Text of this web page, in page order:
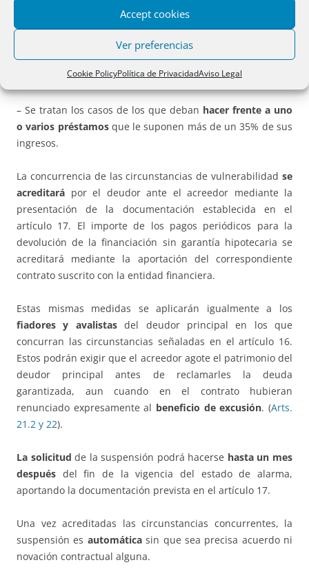
Accept cookies
Ver preferencias
Cookie PolicyPolítica de PrivacidadAviso Legal
– No se tendrá en cuenta la aplicación de una posible
moratoria hipotecaria o de alquiler a efectos de calcular si
se ha alcanzado o no el límite de la carga hipotecaria o la
renta arrendaticia del35% de los ingresos.
– Se tratan los casos de los que deban hacer frente a uno
o varios préstamosque le suponen más de un 35% de sus
ingresos.
La concurrencia de las circunstancias de vulnerabilidad se
acreditará por el deudor ante el acreedor mediante la
presentación de la documentación establecida en el
artículo 17. El importe de los pagos periódicos para la
devolución de la financiación sin garantía hipotecaria se
acreditará mediante la aportación del correspondiente
contrato suscrito con la entidad financiera.
Estas mismas medidas se aplicarán igualmente a los
fiadores y avalistasdel deudor principal en los que
concurran las circunstancias señaladas en el artículo 16.
Estos podrán exigir que el acreedor agote el patrimonio del
deudor principal antes de reclamarles la deuda
garantizada, aun cuando en el contrato hubieran
renunciado expresamente al beneficio de excusión. (Arts.
21.2 y 22).
La solicitudde la suspensión podrá hacerse hasta un mes
después del fin de la vigencia del estado de alarma,
aportando la documentación prevista en el artículo 17.
Una vez acreditadas las circunstancias concurrentes, la
suspensión es automáticasin que sea precisa acuerdo ni
novación contractual alguna.